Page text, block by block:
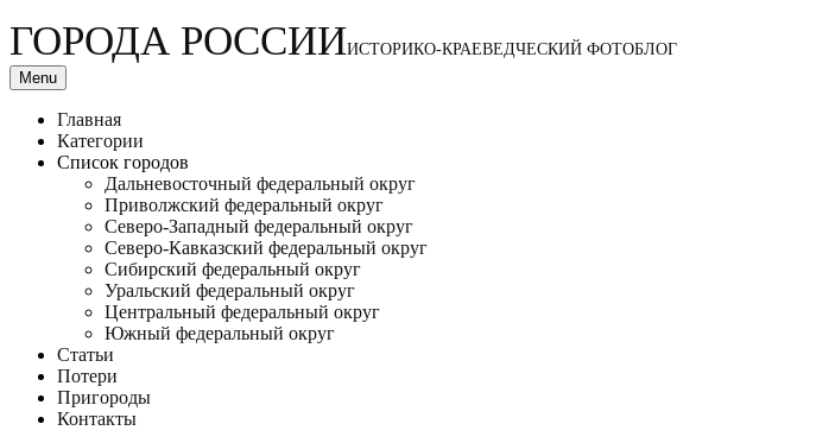
ГОРОДА РОССИИИСТОРИКО-КРАЕВЕДЧЕСКИЙ ФОТОБЛОГ
Menu
Главная
Категории
Список городов
Дальневосточный федеральный округ
Приволжский федеральный округ
Северо-Западный федеральный округ
Северо-Кавказский федеральный округ
Сибирский федеральный округ
Уральский федеральный округ
Центральный федеральный округ
Южный федеральный округ
Статьи
Потери
Пригороды
Контакты